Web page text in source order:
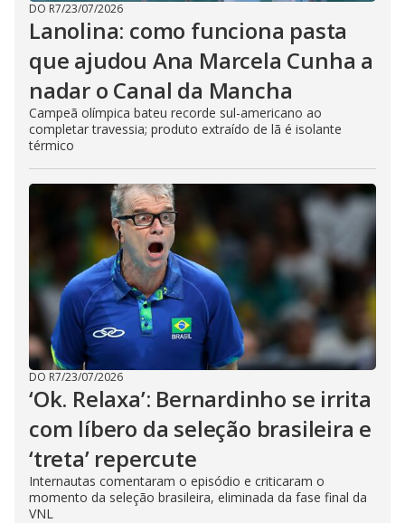
DO R7/23/07/2026
Lanolina: como funciona pasta
que ajudou Ana Marcela Cunha a
nadar o Canal da Mancha
Campeã olímpica bateu recorde sul-americano ao
completar travessia; produto extraído de lã é isolante
térmico
DO R7/23/07/2026
‘Ok. Relaxa’: Bernardinho se irrita
com líbero da seleção brasileira e
‘treta’ repercute
Internautas comentaram o episódio e criticaram o
momento da seleção brasileira, eliminada da fase final da
VNL